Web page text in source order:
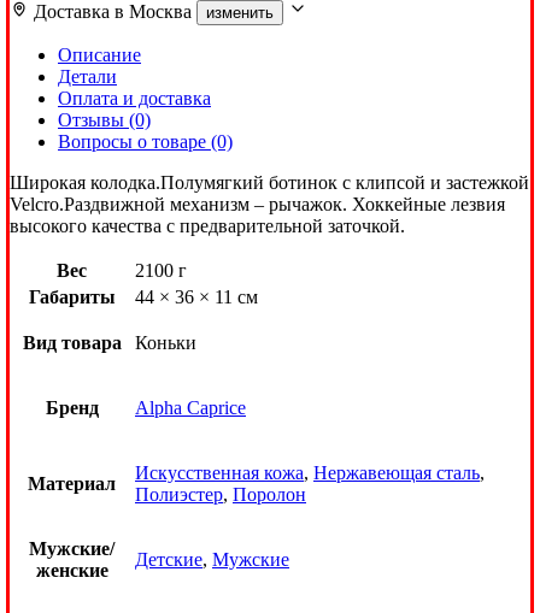
Доставка в Москва изменить
Описание
Детали
Оплата и доставка
Отзывы (0)
Вопросы о товаре (0)
Широкая колодка.Полумягкий ботинок с клипсой и застежкой
Velcro.Раздвижной механизм – рычажок. Хоккейные лезвия
высокого качества с предварительной заточкой.
Вес
2100 г
Габариты
44 × 36 × 11 см
Вид товара Коньки
Бренд Alpha Caprice
Материал
Искусственная кожа, Нержавеющая сталь,
Полиэстер, Поролон
Мужские/
женские
Детские, Мужские